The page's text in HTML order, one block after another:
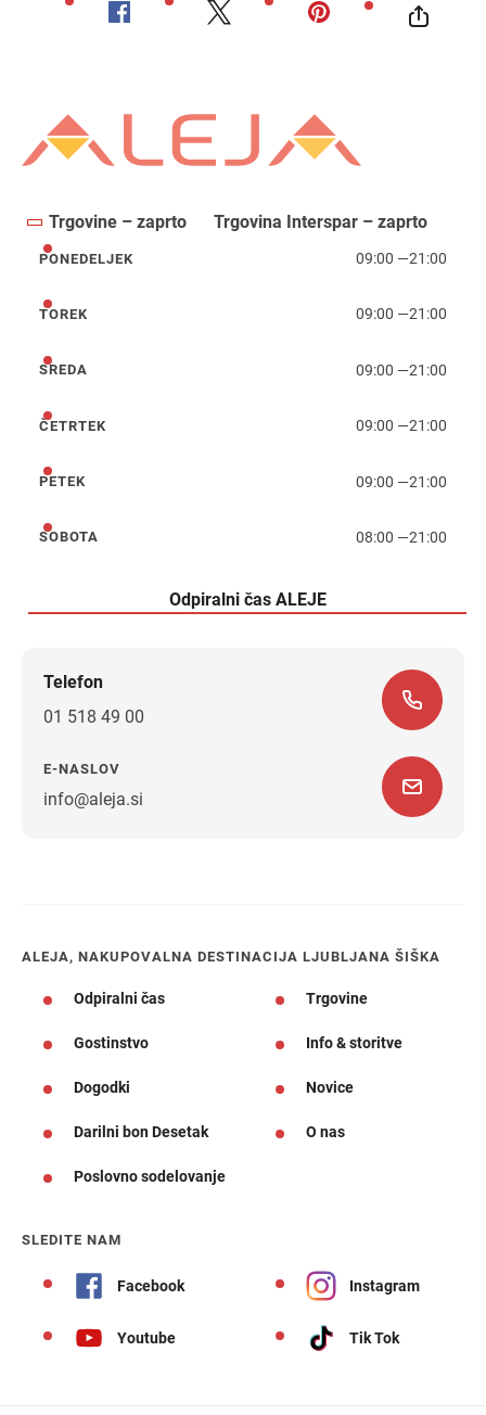
Trgovine – zaprto Trgovina Interspar – zaprto
ponedeljek
PONEDELJEK 09:00 —21:00
torek
TOREK 09:00 —21:00
sreda
SREDA 09:00 —21:00
četrtek
ČETRTEK 09:00 —21:00
petek
PETEK 09:00 —21:00
sobota
SOBOTA 08:00 —21:00
Odpiralni čas ALEJE
Telefon
01 518 49 00
E-NASLOV
info@aleja.si
ALEJA, NAKUPOVALNA DESTINACIJA LJUBLJANA ŠIŠKA
Odpiralni čas Trgovine
Gostinstvo Info & storitve
Dogodki Novice
Darilni bon Desetak O nas
Poslovno sodelovanje
SLEDITE NAM
Facebook Instagram
Youtube Tik Tok